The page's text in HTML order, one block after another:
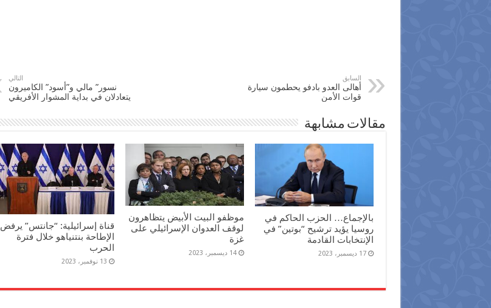
السابق
أهالى العدو بادفو يحطمون سيارة
قوات الأمن
التالي
نسور” مالي و”أسود” الكاميرون
يتعادلان في بداية المشوار الأفريقي
مقالات مشابهة
بالإجماع… الحزب الحاكم في
روسيا يؤيد ترشيح “بوتين” في
الإنتخابات القادمة
17 ديسمبر، 2023
موظفو البيت الأبيض يتظاهرون
لوقف العدوان الإسرائيلي على
غزة
14 ديسمبر، 2023
قناة إسرائيلية: “جانتس” يرفض
الإطاحة بنتنياهو خلال فترة
الحرب
13 نوفمبر، 2023